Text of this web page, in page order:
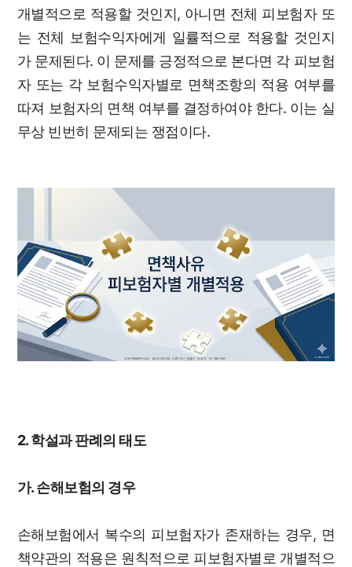
개별적으로 적용할 것인지, 아니면 전체 피보험자 또
는 전체 보험수익자에게 일률적으로 적용할 것인지
가 문제된다. 이 문제를 긍정적으로 본다면 각 피보험
자 또는 각 보험수익자별로 면책조항의 적용 여부를
따져 보험자의 면책 여부를 결정하여야 한다. 이는 실
무상 빈번히 문제되는 쟁점이다.
2. 학설과 판례의 태도
가. 손해보험의 경우
손해보험에서 복수의 피보험자가 존재하는 경우, 면
책약관의 적용은 원칙적으로 피보험자별로 개별적으